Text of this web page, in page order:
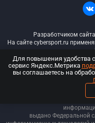
Разработчиком
На сайте cybersport.ru
© ООО
ООО «Киберспорт.ру».
выдано Федеральной
Для повышения удобства
сервис Яндекс.Метрика
вы соглашаетесь на